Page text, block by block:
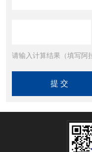
请输入计算结果（填写阿